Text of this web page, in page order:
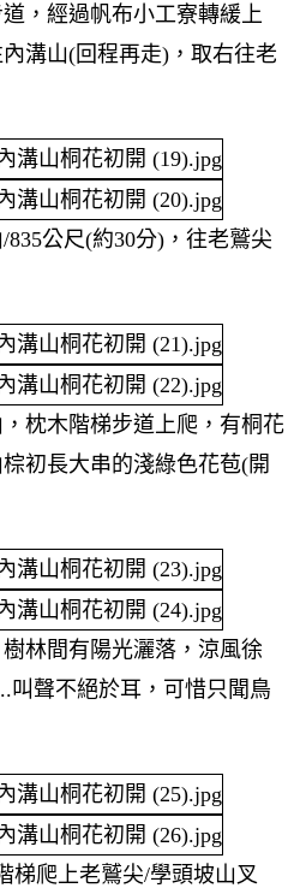
，經過帆布小工寮轉緩上
溝山(回程再走)，取右往老
公尺(約30分)，往老鷲尖
枕木階梯步道上爬，有桐花
初長大串的淺綠色花苞(開
林間有陽光灑落，涼風徐
叫聲不絕於耳，可惜只聞鳥
梯爬上老鷲尖/學頭坡山叉